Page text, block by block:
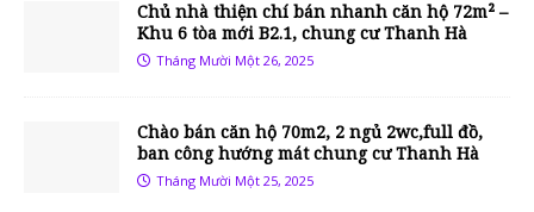
Chủ nhà thiện chí bán nhanh căn hộ 72m² –
Khu 6 tòa mới B2.1, chung cư Thanh Hà
Tháng Mười Một 26, 2025
Chào bán căn hộ 70m2, 2 ngủ 2wc,full đồ,
ban công hướng mát chung cư Thanh Hà
Tháng Mười Một 25, 2025